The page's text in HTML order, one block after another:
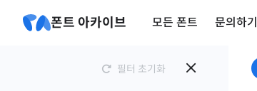
폰트 아카이브 모든 폰트 문의하기
필터 초기화